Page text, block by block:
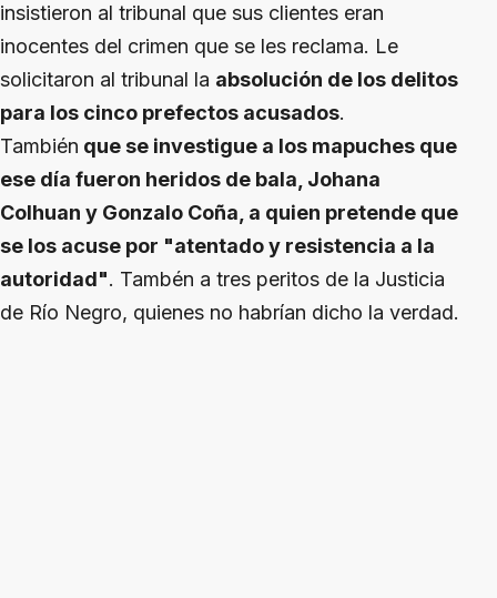
insistieron al tribunal que sus clientes eran
inocentes del crimen que se les reclama. Le
solicitaron al tribunal la absolución de los delitos
para los cinco prefectos acusados.
También que se investigue a los mapuches que
ese día fueron heridos de bala, Johana
Colhuan y Gonzalo Coña, a quien pretende que
se los acuse por "atentado y resistencia a la
autoridad". Tambén a tres peritos de la Justicia
de Río Negro, quienes no habrían dicho la verdad.